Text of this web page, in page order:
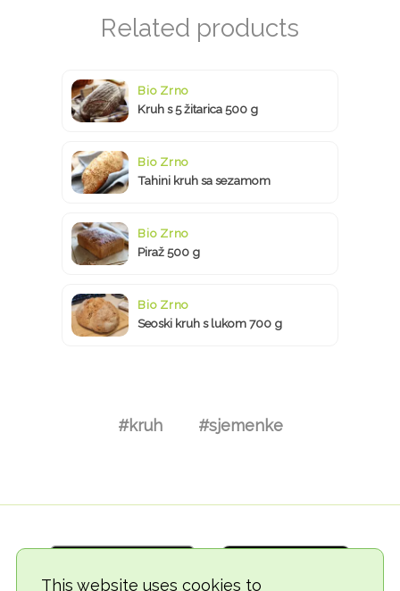
This website uses cookies to
Bio Zrno
Kruh s 5 žitarica 500 g
Bio Zrno
Tahini kruh sa sezamom
Bio Zrno
Piraž 500 g
Bio Zrno
Seoski kruh s lukom 700 g
#kruh #sjemenke